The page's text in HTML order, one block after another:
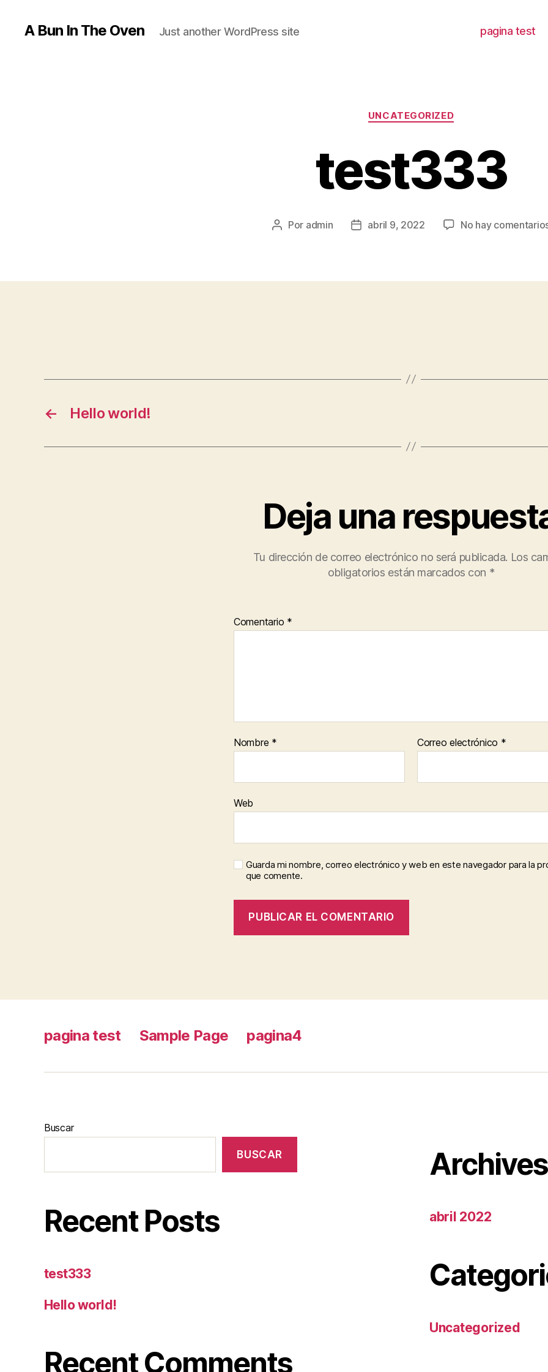
A Bun In The Oven Just another WordPress site pagina test
Categorías
UNCATEGORIZED
test333
Autor
Por admin
Fechaabril 9, 2022 No hay
← Hello world!
Deja una
Tu dirección de correo electrónico no será publicada. Los
obligatorios están marcados con *
Comentario *
Nombre * Correo electrónico *
Web
Guarda mi nombre, correo electrónico y web en este navegador para la
que comente.
pagina test Sample Page pagina4
Buscar
BUSCAR
Recent Posts
test333
Hello world!
Recent Comments
Archives
abril 2022
Uncategorized